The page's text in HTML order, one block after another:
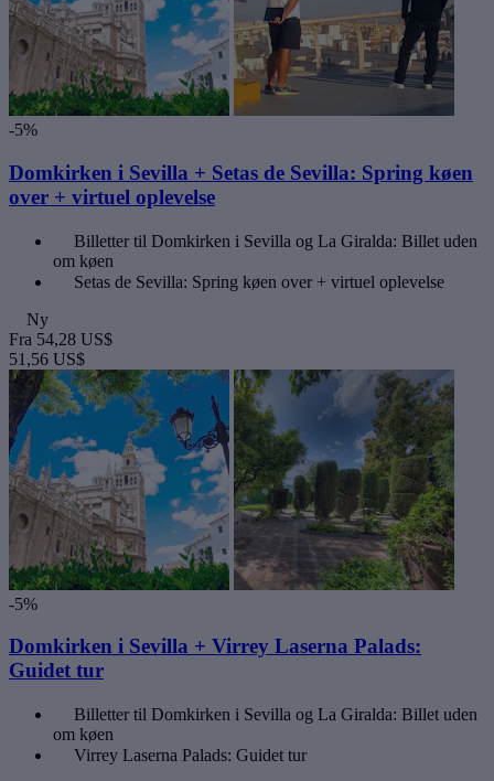
-5%
Domkirken i Sevilla + Setas de Sevilla: Spring køen
over + virtuel oplevelse
Billetter til Domkirken i Sevilla og La Giralda: Billet uden
om køen
Setas de Sevilla: Spring køen over + virtuel oplevelse
Ny
Fra 54,28 US$
51,56 US$
-5%
Domkirken i Sevilla + Virrey Laserna Palads:
Guidet tur
Billetter til Domkirken i Sevilla og La Giralda: Billet uden
om køen
Virrey Laserna Palads: Guidet tur